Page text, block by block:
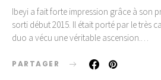
Ibeyi a fait forte impression grâce à son
sorti début 2015. Il était porté par le très
duo a vécu une véritable ascension.…
PARTAGER